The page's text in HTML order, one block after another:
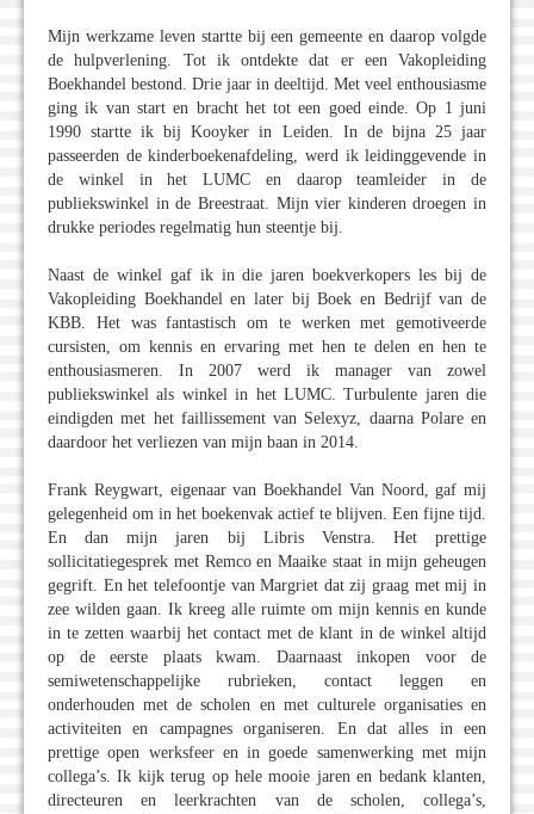
Mijn werkzame leven startte bij een gemeente en daarop volgde
de hulpverlening. Tot ik ontdekte dat er een Vakopleiding
Boekhandel bestond. Drie jaar in deeltijd. Met veel enthousiasme
ging ik van start en bracht het tot een goed einde. Op 1 juni
1990 startte ik bij Kooyker in Leiden. In de bijna 25 jaar
passeerden de kinderboekenafdeling, werd ik leidinggevende in
de winkel in het LUMC en daarop teamleider in de
publiekswinkel in de Breestraat. Mijn vier kinderen droegen in
drukke periodes regelmatig hun steentje bij.
Naast de winkel gaf ik in die jaren boekverkopers les bij de
Vakopleiding Boekhandel en later bij Boek en Bedrijf van de
KBB. Het was fantastisch om te werken met gemotiveerde
cursisten, om kennis en ervaring met hen te delen en hen te
enthousiasmeren. In 2007 werd ik manager van zowel
publiekswinkel als winkel in het LUMC. Turbulente jaren die
eindigden met het faillissement van Selexyz, daarna Polare en
daardoor het verliezen van mijn baan in 2014.
Frank Reygwart, eigenaar van Boekhandel Van Noord, gaf mij
gelegenheid om in het boekenvak actief te blijven. Een fijne tijd.
En dan mijn jaren bij Libris Venstra. Het prettige
sollicitatiegesprek met Remco en Maaike staat in mijn geheugen
gegrift. En het telefoontje van Margriet dat zij graag met mij in
zee wilden gaan. Ik kreeg alle ruimte om mijn kennis en kunde
in te zetten waarbij het contact met de klant in de winkel altijd
op de eerste plaats kwam. Daarnaast inkopen voor de
semiwetenschappelijke rubrieken, contact leggen en
onderhouden met de scholen en met culturele organisaties en
activiteiten en campagnes organiseren. En dat alles in een
prettige open werksfeer en in goede samenwerking met mijn
collega’s. Ik kijk terug op hele mooie jaren en bedank klanten,
directeuren en leerkrachten van de scholen, collega’s,